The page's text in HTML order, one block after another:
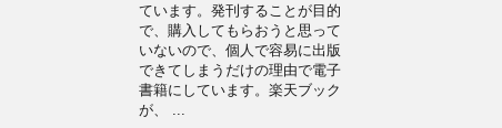
ています。発刊することが目的
で、購入してもらおうと思って
いないので、個人で容易に出版
できてしまうだけの理由で電子
書籍にしています。楽天ブック
が、 ...